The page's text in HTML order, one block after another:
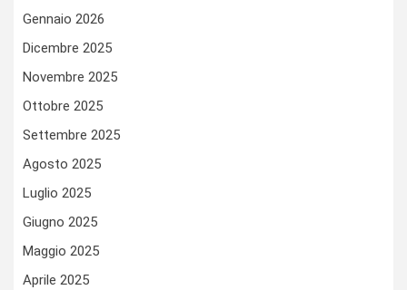
Gennaio 2026
Dicembre 2025
Novembre 2025
Ottobre 2025
Settembre 2025
Agosto 2025
Luglio 2025
Giugno 2025
Maggio 2025
Aprile 2025